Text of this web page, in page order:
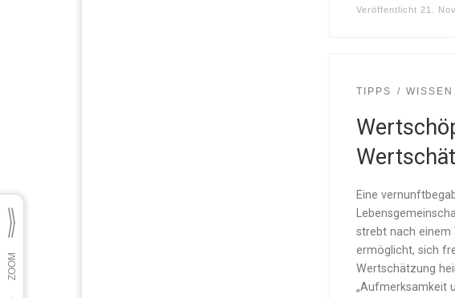
Veröffentlicht 21.
TIPPS WISSEN
Eine
strebt nach einem
ermöglicht, sich
Wertschätzung
„Aufmerksamkeit